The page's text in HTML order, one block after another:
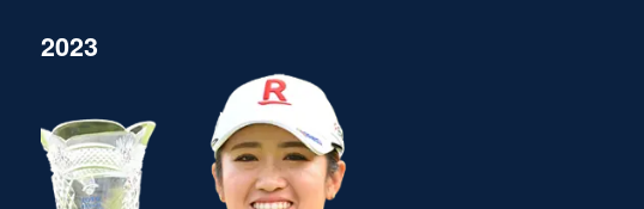
2023